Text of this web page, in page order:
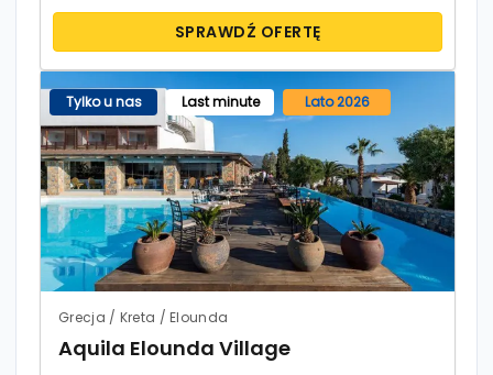
SPRAWDŹ OFERTĘ
Tylko u nas Last minute Lato 2026
Grecja / Kreta / Elounda
Aquila Elounda Village